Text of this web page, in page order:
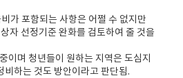
가 포함되는 사항은 어쩔 수 없지만
자 선정기준 완화를 검토하여 줄 것을
이며 청년들이 원하는 지역은 도심지
비하는 것도 방안이라고 판단됨.